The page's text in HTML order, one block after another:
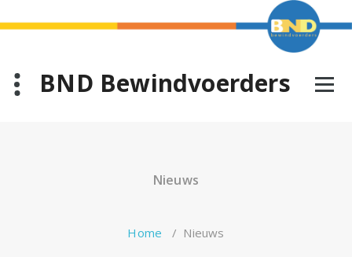
naar
BND Bewindvoerders
Nieuws
Home / Nieuws